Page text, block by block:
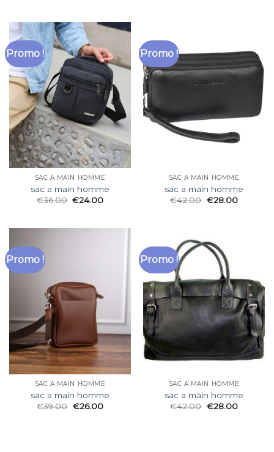
Promo !
SAC A MAIN HOMME
sac a main homme
€36.00 €24.00
Promo !
SAC A MAIN HOMME
sac a main homme
€42.00 €28.00
Promo !
SAC A MAIN HOMME
sac a main homme
€39.00 €26.00
Promo !
SAC A MAIN HOMME
sac a main homme
€42.00 €28.00